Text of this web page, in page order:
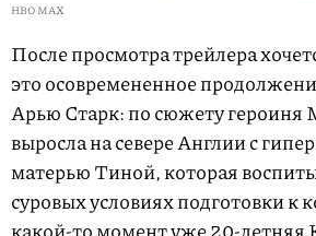
HBO MAX
После просмотра трейлера
это осовремененное
Арью Старк: по сюжету героиня
выросла на севере Англии c
матерью Тиной, которая
суровых условиях подготовки к